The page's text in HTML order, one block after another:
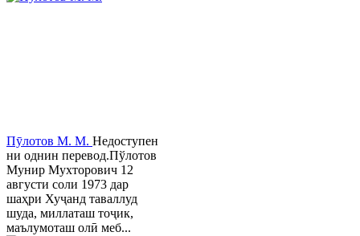
Пӯлотов М. М. Недоступен
ни однин перевод.Пўлотов
Мунир Мухторович 12
августи соли 1973 дар
шаҳри Хуҷанд таваллуд
шуда, миллаташ тоҷик,
маълумоташ олӣ меб...